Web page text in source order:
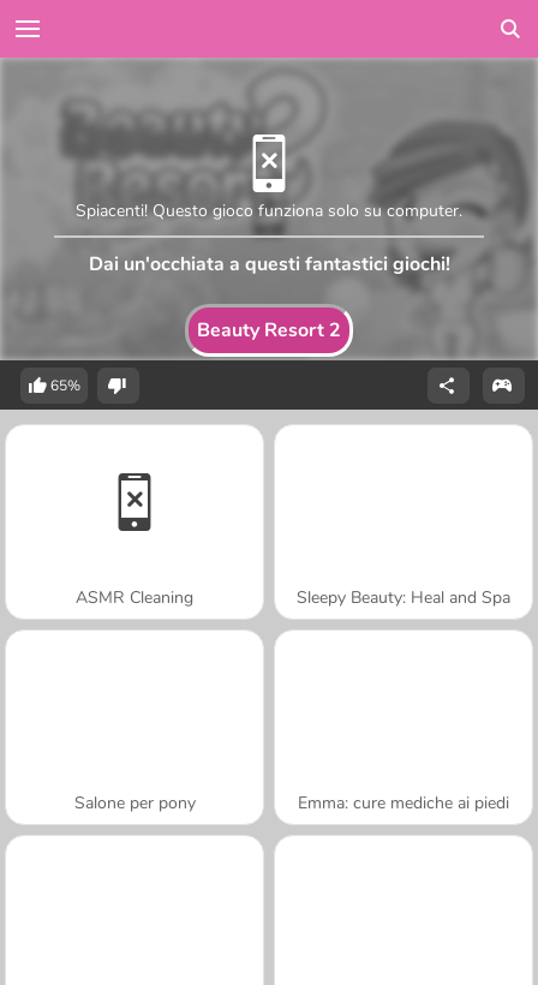
Beauty Resort 2
Spiacenti! Questo gioco funziona solo su computer.
Dai un'occhiata a questi fantastici giochi!
65%
ASMR Cleaning Sleepy Beauty: Heal and Spa
Salone per pony Emma: cure mediche ai piedi